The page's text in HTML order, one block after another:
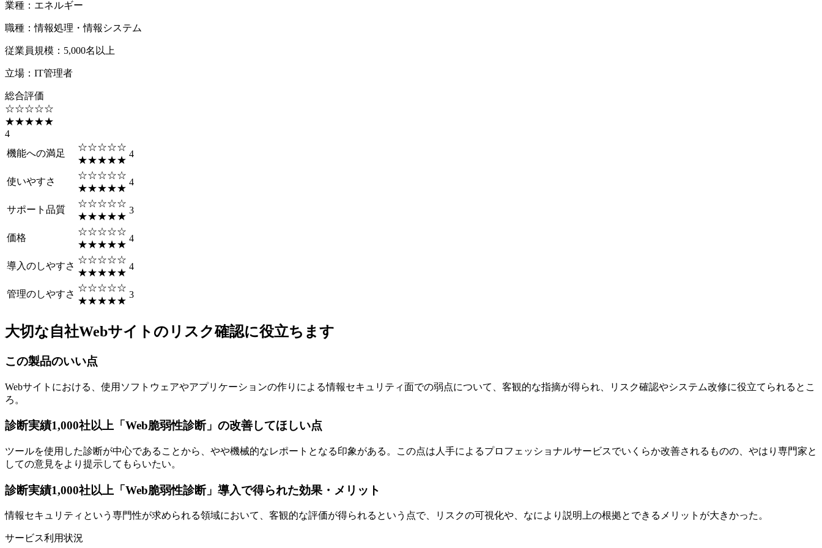
業種 ： エネルギー
職種 ：情報処理・情報システム
従業員規模 ： 5,000名以上
立場 ： IT管理者
総合評価
☆☆☆☆☆
★★★★★
4
機能への満足
☆☆☆☆☆
★★★★★
4
使いやすさ
☆☆☆☆☆
★★★★★
4
サポート品質
☆☆☆☆☆
★★★★★
3
価格
☆☆☆☆☆
★★★★★
4
導入のしやすさ
☆☆☆☆☆
★★★★★
4
管理のしやすさ
☆☆☆☆☆
★★★★★
3
大切な自社Webサイトのリスク確認に役立ちます
この製品のいい点
Webサイトにおける、使用ソフトウェアやアプリケーションの作りによる情報セキュリティ面での弱点について、客観的な指摘が得られ、リスク確認やシステム改修に役立てられるとこ
ろ。
診断実績1,000社以上「Web脆弱性診断」の改善してほしい点
ツールを使用した診断が中心であることから、やや機械的なレポートとなる印象がある。この点は人手によるプロフェッショナルサービスでいくらか改善されるものの、やはり専門家と
しての意見をより提示してもらいたい。
診断実績1,000社以上「Web脆弱性診断」導入で得られた効果・メリット
情報セキュリティという専門性が求められる領域において、客観的な評価が得られるという点で、リスクの可視化や、なにより説明上の根拠とできるメリットが大きかった。
サービス利用状況